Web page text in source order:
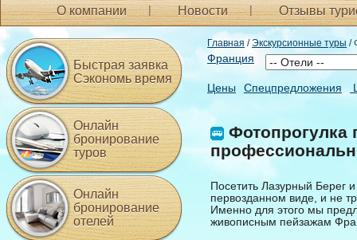
О компании Новости Отзывы
Главная /Экскурсионные туры /
Франция
Цены Спецпредложения
Фотопрогулка
Посетить Лазурный Берег
первозданном виде, и не
Именно для этого мы
живописным пейзажам
Быстрая заявка
Сэкономь время
Онлайн
бронирование
туров
Онлайн
бронирование
отелей